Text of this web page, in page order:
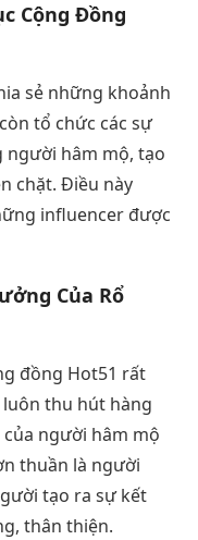
Cộng Đồng
sẻ những khoảnh
tổ chức các sự
người hâm mộ, tạo
chặt. Điều này
influencer được
Của Rổ
đồng Hot51 rất
luôn thu hút hàng
người hâm mộ
thuần là người
tạo ra sự kết
thân thiện.